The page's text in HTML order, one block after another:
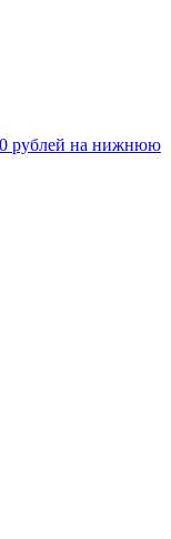
рублей на нижнюю